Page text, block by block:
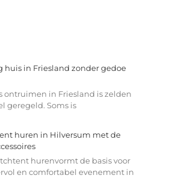
huis in Friesland zonder gedoe
ontruimen in Friesland is zelden
geregeld. Soms is
huren in Hilversum met de
hurenvormt de basis voor
en comfortabel evenement in